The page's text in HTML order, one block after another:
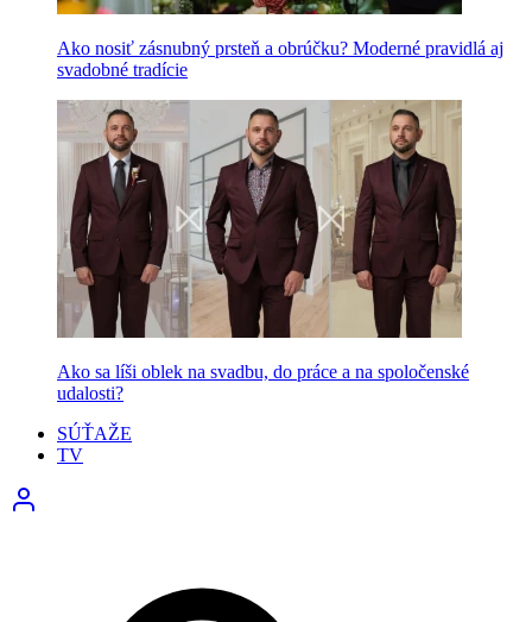
Ako nosiť zásnubný prsteň a obrúčku? Moderné pravidlá aj
svadobné tradície
Ako sa líši oblek na svadbu, do práce a na spoločenské
udalosti?
SÚŤAŽE
TV